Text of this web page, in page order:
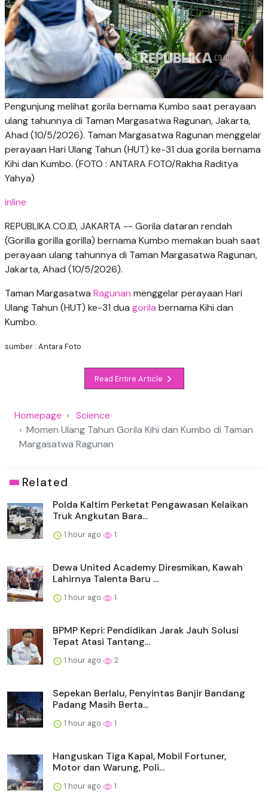
Pengunjung melihat gorila bernama Kumbo saat perayaan
ulang tahunnya di Taman Margasatwa Ragunan, Jakarta,
Ahad (10/5/2026). Taman Margasatwa Ragunan menggelar
perayaan Hari Ulang Tahun (HUT) ke-31 dua gorila bernama
Kihi dan Kumbo. (FOTO : ANTARA FOTO/Rakha Raditya
Yahya)
inline
REPUBLIKA.CO.ID, JAKARTA -- Gorila dataran rendah
(Gorilla gorilla gorilla) bernama Kumbo memakan buah saat
perayaan ulang tahunnya di Taman Margasatwa Ragunan,
Jakarta, Ahad (10/5/2026).
Taman Margasatwa Ragunan menggelar perayaan Hari
Ulang Tahun (HUT) ke-31 dua gorila bernama Kihi dan
Kumbo.
sumber : Antara Foto
Read Entire Article
Homepage
Science
Momen Ulang Tahun Gorila Kihi dan Kumbo di Taman
Margasatwa Ragunan
Related
Polda Kaltim Perketat Pengawasan Kelaikan
Truk Angkutan Bara...
1 hour ago 1
Dewa United Academy Diresmikan, Kawah
Lahirnya Talenta Baru ...
1 hour ago 1
BPMP Kepri: Pendidikan Jarak Jauh Solusi
Tepat Atasi Tantang...
1 hour ago 2
Sepekan Berlalu, Penyintas Banjir Bandang
Padang Masih Berta...
1 hour ago 1
Hanguskan Tiga Kapal, Mobil Fortuner,
Motor dan Warung, Poli...
1 hour ago 1